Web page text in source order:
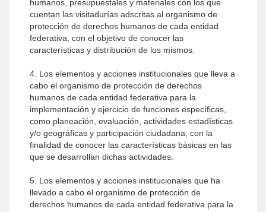
humanos, presupuestales y materiales con los que
cuentan las visitadurías adscritas al organismo de
protección de derechos humanos de cada entidad
federativa, con el objetivo de conocer las
características y distribución de los mismos.
4. Los elementos y acciones institucionales que lleva a
cabo el organismo de protección de derechos
humanos de cada entidad federativa para la
implementación y ejercicio de funciones específicas,
como planeación, evaluación, actividades estadísticas
y/o geográficas y participación ciudadana, con la
finalidad de conocer las características básicas en las
que se desarrollan dichas actividades.
5. Los elementos y acciones institucionales que ha
llevado a cabo el organismo de protección de
derechos humanos de cada entidad federativa para la